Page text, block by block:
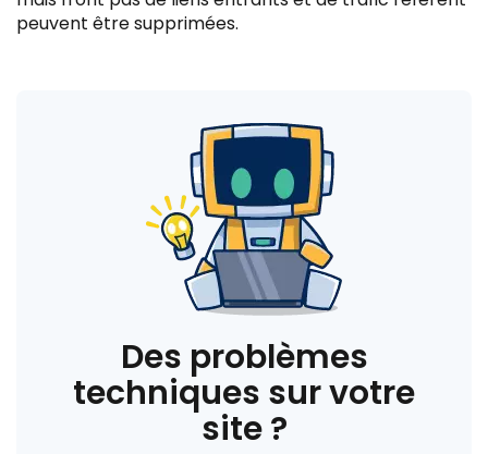
peuvent être supprimées.
Des problèmes
techniques sur votre
site ?